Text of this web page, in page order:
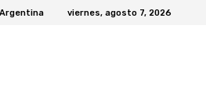
Argentina viernes, agosto 7, 2026